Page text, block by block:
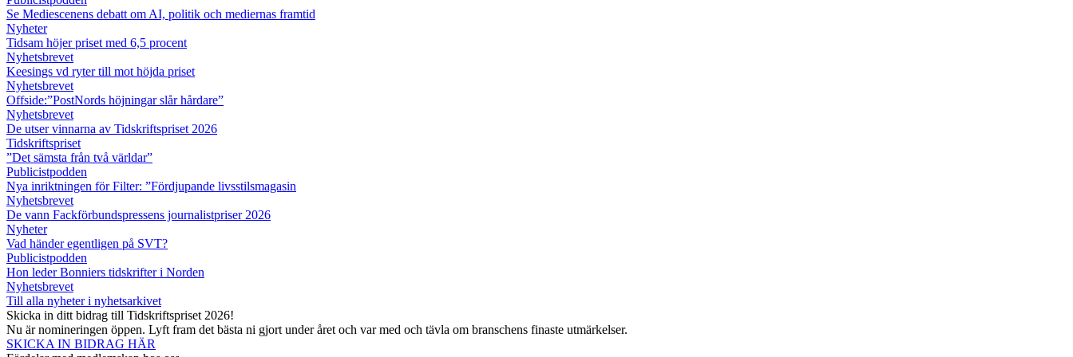
Se Mediescenens debatt om AI, politik och mediernas framtid
Nyheter
Tidsam höjer priset med 6,5 procent
Nyhetsbrevet
Keesings vd ryter till mot höjda priset
Nyhetsbrevet
Offside:”PostNords höjningar slår hårdare”
Nyhetsbrevet
De utser vinnarna av Tidskriftspriset 2026
Tidskriftspriset
”Det sämsta från två världar”
Publicistpodden
Nya inriktningen för Filter: ”Fördjupande livsstilsmagasin
Nyhetsbrevet
De vann Fackförbundspressens journalistpriser 2026
Nyheter
Vad händer egentligen på SVT?
Publicistpodden
Hon leder Bonniers tidskrifter i Norden
Nyhetsbrevet
Till alla nyheter i nyhetsarkivet
Skicka in ditt bidrag till Tidskriftspriset 2026!
Nu är nomineringen öppen. Lyft fram det bästa ni gjort under året och var med och tävla om branschens finaste utmärkelser.
SKICKA IN BIDRAG HÄR